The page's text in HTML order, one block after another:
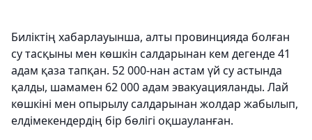
Биліктің хабарлауынша, алты провинцияда болған
су тасқыны мен көшкін салдарынан кем дегенде 41
адам қаза тапқан. 52 000-нан астам үй су астында
қалды, шамамен 62 000 адам эвакуацияланды. Лай
көшкіні мен опырылу салдарынан жолдар жабылып,
елдімекендердің бір бөлігі оқшауланған.